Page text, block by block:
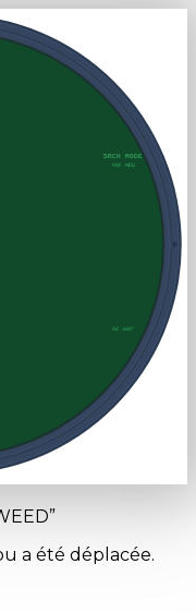
SRCH MODE
PRF MED
AZ ±60°
a été déplacée.